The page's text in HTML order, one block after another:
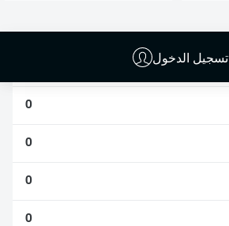
تسجيل الدخول
0
0
0
0